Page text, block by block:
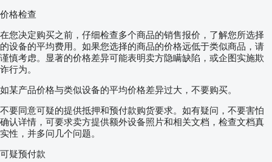
价格检查
在您决定购买之前，仔细检查多个商品的销售报价，了解您所选择
的设备的平均费用。如果您选择的商品的价格远低于类似商品，请
谨慎考虑。显著的价格差异可能表明卖方隐瞒缺陷，或企图实施欺
诈行为。
如某产品价格与类似设备的平均价格差异过大，不要购买。
不要同意可疑的提供抵押和预付款购货要求。如有疑问，不要害怕
确认详情，可要求卖方提供额外设备照片和相关文档，检查文档真
实性，并多问几个问题。
可疑预付款